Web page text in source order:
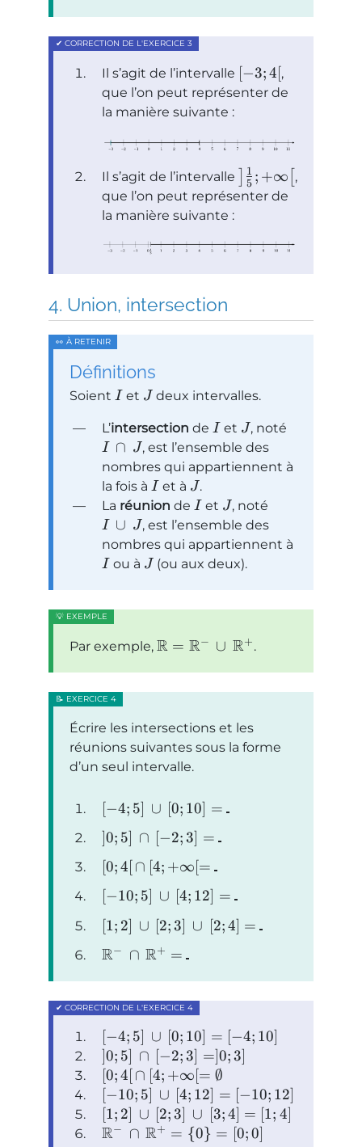
Il s’agit de l’intervalle [−3;4[,
que l’on peut représenter de
la manière suivante :
Il s’agit de l’intervalle 5
1 ; +∞ ,
que l’on peut représenter de
la manière suivante :
Union, intersection
Définitions
Soient I et J deux intervalles.
L’intersection de I et J, noté
I ∩ J, est l’ensemble des
nombres qui appartiennent à
la fois à I et à J.
La réunion de I et J, noté
I ∪ J, est l’ensemble des
nombres qui appartiennent à
I ou à J (ou aux deux).
Par exemple, R = R− ∪ R+.
Écrire les intersections et les
réunions suivantes sous la forme
d’un seul intervalle.
[−4; 5] ∪ [0; 10] =
]0; 5] ∩ [−2; 3] =
[0;4[∩ [4; +∞[=
[−10; 5] ∪ [4; 12] =
[1; 2] ∪ [2; 3] ∪ [2;4] =
R− ∩ R+ =
[−4; 5] ∪ [0; 10] = [−4; 10]
]0; 5] ∩ [−2; 3] =]0;3]
[0;4[∩ [4; +∞[= ∅
[−10; 5] ∪ [4; 12] = [−10; 12]
[1; 2] ∪ [2; 3] ∪ [3;4] = [1; 4]
R− ∩ R+ = {0} = [0;0]